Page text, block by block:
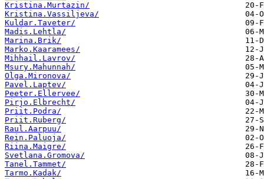
Kristina.Murtazin/
Kristina.Vassiljeva/
Kuldar.Taveter/
Madis.Lehtla/
Marina.Brik/
Marko.Kaaramees/
Mihhail.Lavrov/
Msury.Mahunnah/
Olga.Mironova/
Pavel.Laptev/
Peeter.Ellervee/
Pirjo.Elbrecht/
Priit.Podra/
Priit.Ruberg/
Raul.Aarpuu/
Rein.Paluoja/
Riina.Maigre/
Svetlana.Gromova/
Tanel.Tammet/
Tarmo.Kadak/